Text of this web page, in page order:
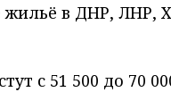
в ДНР, ЛНР,
с 51 500 до 70